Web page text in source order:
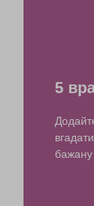
5
бажану